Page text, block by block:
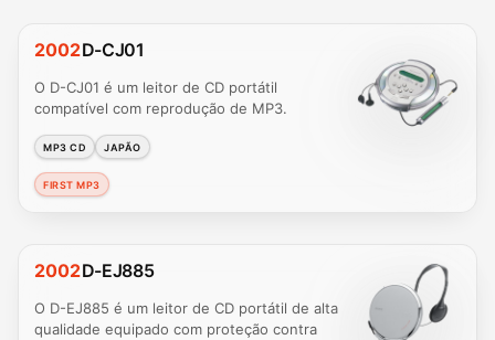
2002D-CJ01
O D-CJ01 é um leitor de CD portátil
compatível com reprodução de MP3.
MP3 CD JAPÃO
FIRST MP3
2002D-EJ885
O D-EJ885 é um leitor de CD portátil de alta
qualidade equipado com proteção contra